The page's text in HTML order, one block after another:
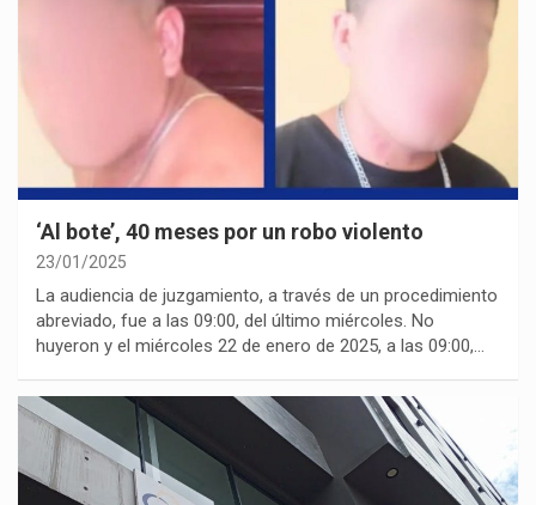
‘Al bote’, 40 meses por un robo violento
23/01/2025
La audiencia de juzgamiento, a través de un procedimiento
abreviado, fue a las 09:00, del último miércoles. No
huyeron y el miércoles 22 de enero de 2025, a las 09:00,…